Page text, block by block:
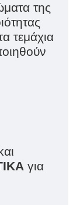
της
τεμάχια
για